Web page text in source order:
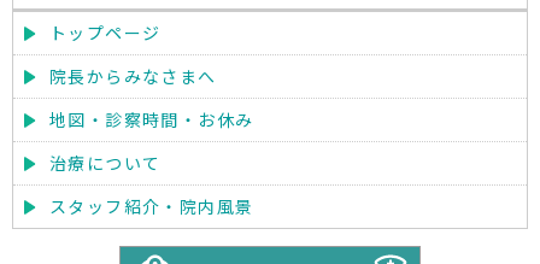
トップページ
院長からみなさまへ
地図・診察時間・お休み
治療について
スタッフ紹介・院内風景